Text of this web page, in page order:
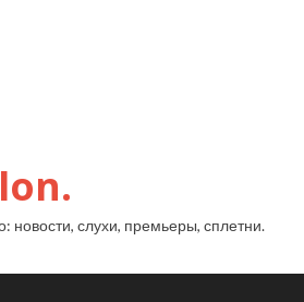
новости, слухи, премьеры, сплетни.